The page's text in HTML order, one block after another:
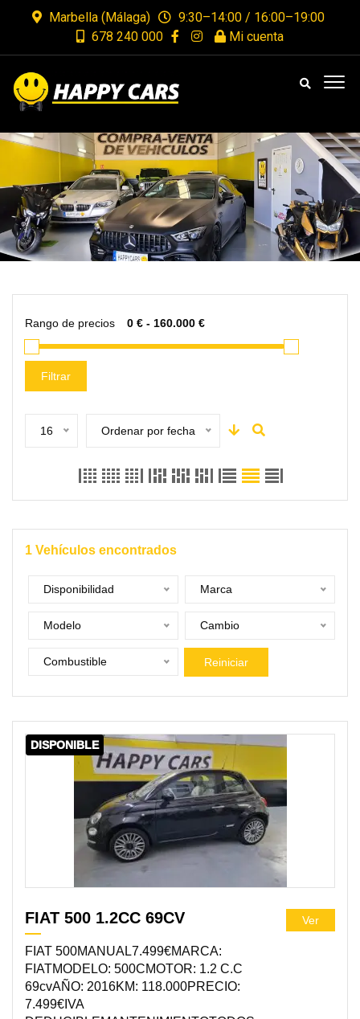
Marbella (Málaga)
9:30–14:00 / 16:00–19:00
678 240 000
Mi cuenta
Rango de precios
Filtrar
16 Ordenar por fecha
1 Vehículos encontrados
Disponibilidad Marca
Modelo Cambio
Combustible Reiniciar
DISPONIBLE
FIAT 500 1.2CC 69CV
FIAT 500MANUAL7.499€MARCA:
FIATMODELO: 500CMOTOR: 1.2 C.C
69cvAÑO: 2016KM: 118.000PRECIO:
7.499€IVA
Ver